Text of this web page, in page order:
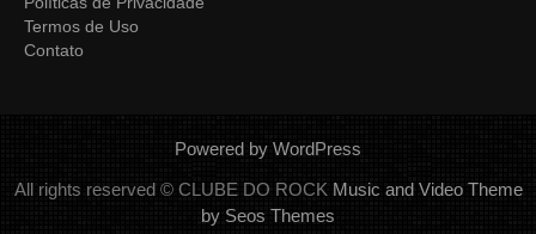
Termos de Uso
Contato
Powered by WordPress
All rights reserved © CLUBE DO ROCK Music and Video Theme
by Seos Themes